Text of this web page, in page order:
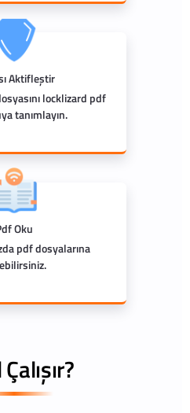
Aktifleştir
locklizard pdf
tanımlayın.
Oku
pdf dosyalarına